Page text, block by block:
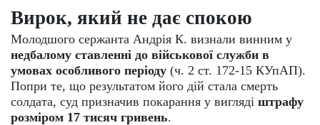
Вирок, який не дає спокою
Молодшого сержанта Андрія К. визнали винним у
недбалому ставленні до військової служби в
умовах особливого періоду (ч. 2 ст. 172-15 КУпАП).
Попри те, що результатом його дій стала смерть
солдата, суд призначив покарання у вигляді штрафу
розміром 17 тисяч гривень.